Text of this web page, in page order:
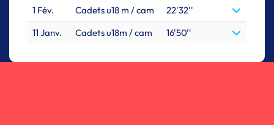
1 Fév.
Cadets u18 m / cam
22'32''
11 Janv.
Cadets u18m / cam 16'50''